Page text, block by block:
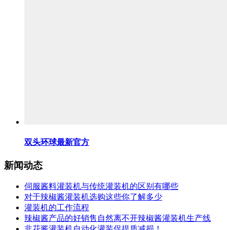
双头环球最新官方
新闻动态
伺服酱料灌装机与传统灌装机的区别有哪些
对于辣椒酱灌装机选购这些你了解多少
灌装机的工作流程
辣椒酱产品的好销售自然离不开辣椒酱灌装机生产线